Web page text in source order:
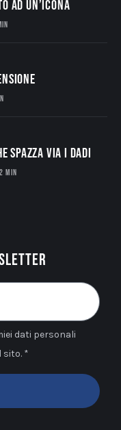
ad un’Icona
spazza via i dadi
MIN
dati personali
sito. *